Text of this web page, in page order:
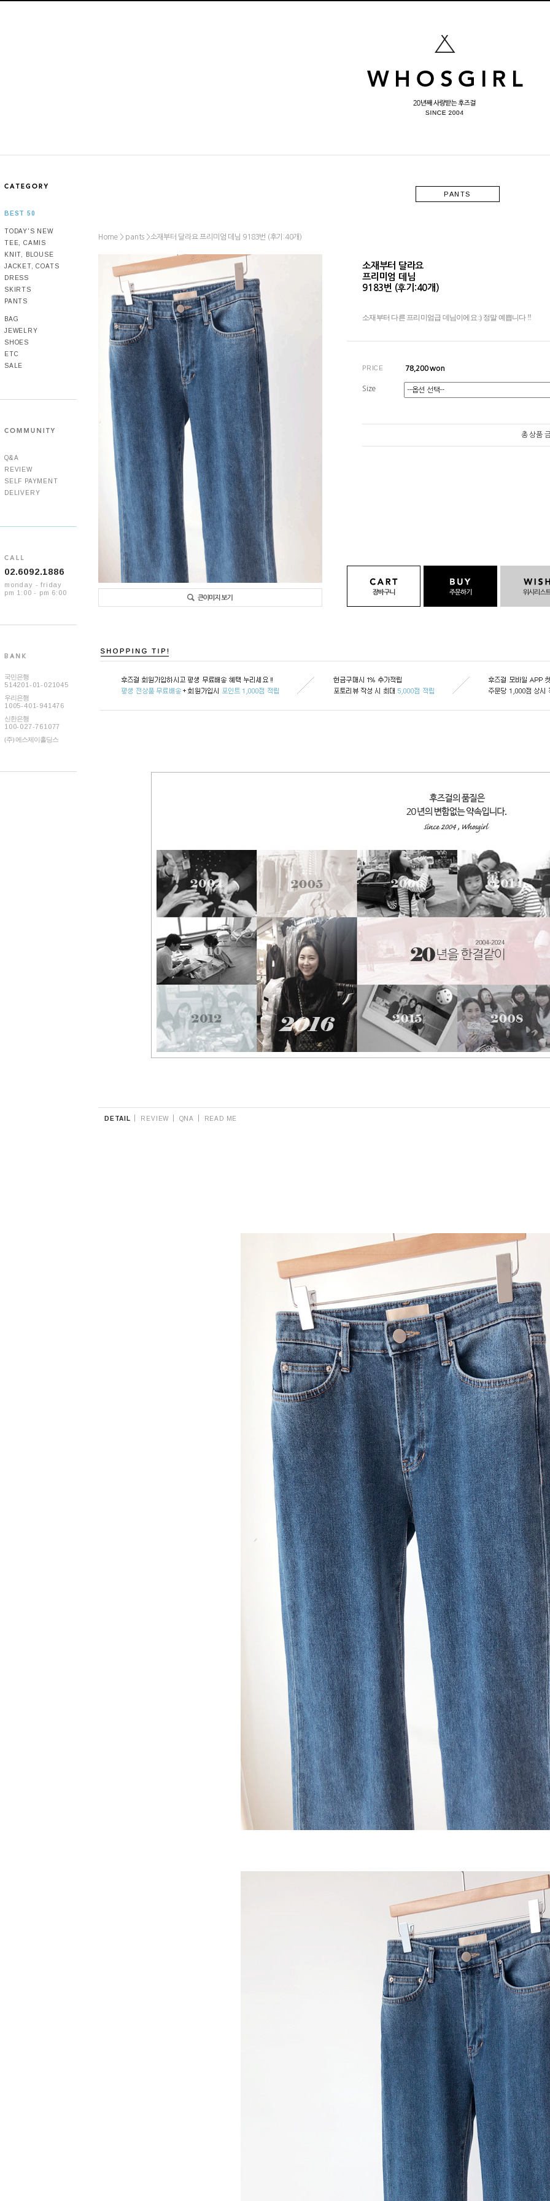
BEST 50
TODAY'S NEW
TEE, CAMIS
KNIT, BLOUSE
JACKET, COATS
DRESS
SKIRTS
PANTS
BAG
JEWELRY
SHOES
ETC
SALE
Q&A
REVIEW
SELF PAYMENT
DELIVERY
02.6092.1886
monday - friday
pm 1:00 - pm 6:00
국민은행
514201-01-021045
우리은행
1005-401-941476
신한은행
100-027-761077
(주) 에스제이홀딩스
PANTS
Home > pants >소재부터 달라요 프리미엄 데님 9183번 (후기:40개)
소재부터 달라요
프리미엄 데님
9183번 (후기:40개)
소재부터 다른 프리미엄급 데님이에요 :) 정말 예쁩니다 !!
PRICE 78,200won
Size
총 상품
DETAIL REVIEW QNA READ ME